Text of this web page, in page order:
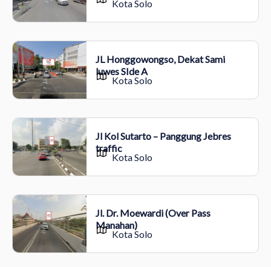
Kota Solo
JL Honggowongso, Dekat Sami
luwes SIde A
Kota Solo
Jl Kol Sutarto – Panggung Jebres
traffic
Kota Solo
Jl. Dr. Moewardi (Over Pass
Manahan)
Kota Solo